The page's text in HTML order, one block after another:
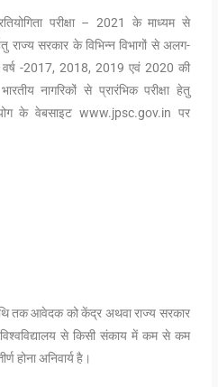
परीक्षा – 2021 के माध्यम से
राज्य सरकार के विभिन्न विभागों से अलग-
वर्ष -2017, 2018, 2019 एवं 2020 की
नागरिकों से प्रारंभिक परीक्षा हेतु
के वेबसाइट www.jpsc.gov.in पर
तक आवेदक को केंद्र अथवा राज्य सरकार
विश्वविद्यालय से किसी संकाय में कम से कम
होना अनिवार्य है।